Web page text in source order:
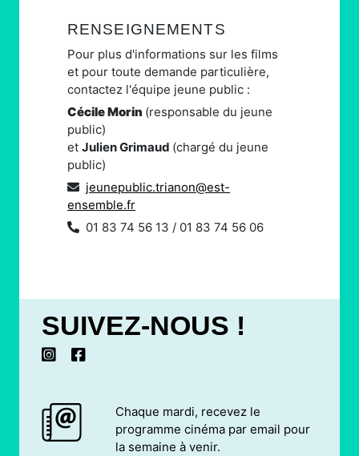
RENSEIGNEMENTS
Pour plus d'informations sur les films
et pour toute demande particulière,
contactez l'équipe jeune public :
Cécile Morin (responsable du jeune
public)
et Julien Grimaud (chargé du jeune
public)
jeunepublic.trianon@est-
ensemble.fr
01 83 74 56 13 / 01 83 74 56 06
SUIVEZ-NOUS !
Chaque mardi, recevez le
programme cinéma par email pour
la semaine à venir.